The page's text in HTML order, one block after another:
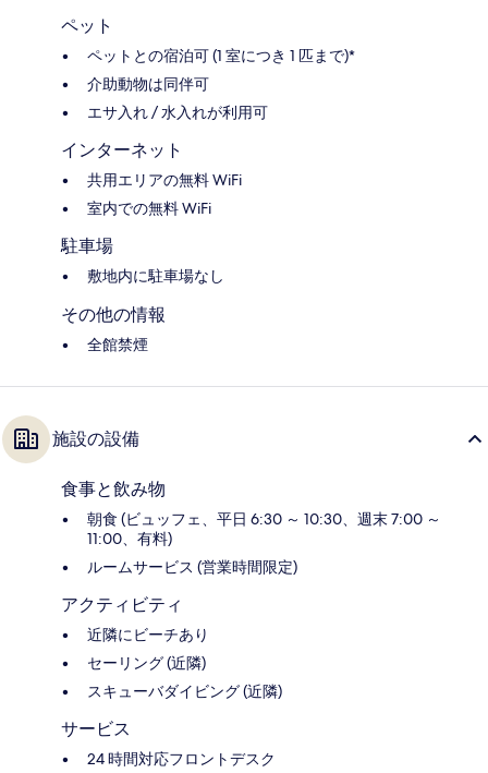
ペット
ペットとの宿泊可 (1 室につき 1 匹まで)*
介助動物は同伴可
エサ入れ / 水入れが利用可
インターネット
共用エリアの無料 WiFi
室内での無料 WiFi
駐車場
敷地内に駐車場なし
その他の情報
全館禁煙
施設の設備
食事と飲み物
朝食 (ビュッフェ、平日 6:30 ～ 10:30、週末 7:00 ～
11:00、有料)
ルームサービス (営業時間限定)
アクティビティ
近隣にビーチあり
セーリング (近隣)
スキューバダイビング (近隣)
サービス
24 時間対応フロントデスク